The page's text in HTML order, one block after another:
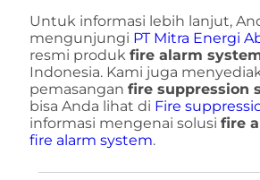
Untuk informasi lebih lanjut,
mengunjungi PT Mitra Energi
resmi produk fire alarm
Indonesia. Kami juga
pemasangan fire suppression
bisa Anda lihat di Fire
informasi mengenai solusi fire
fire alarm system.